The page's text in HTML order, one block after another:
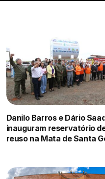
Danilo Barros e Dário
inauguram reservatório
reuso na Mata de Santa